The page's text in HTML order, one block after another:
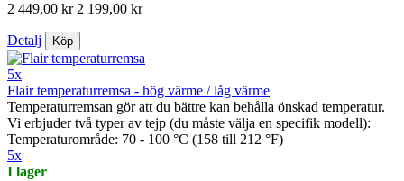
2 449,00 kr 2 199,00 kr
Detalj Köp
5x
Flair temperaturremsa - hög värme / låg värme
Temperaturremsan gör att du bättre kan behålla önskad temperatur.
Vi erbjuder två typer av tejp (du måste välja en specifik modell):
Temperaturområde: 70 - 100 °C (158 till 212 °F)
5x
I lager